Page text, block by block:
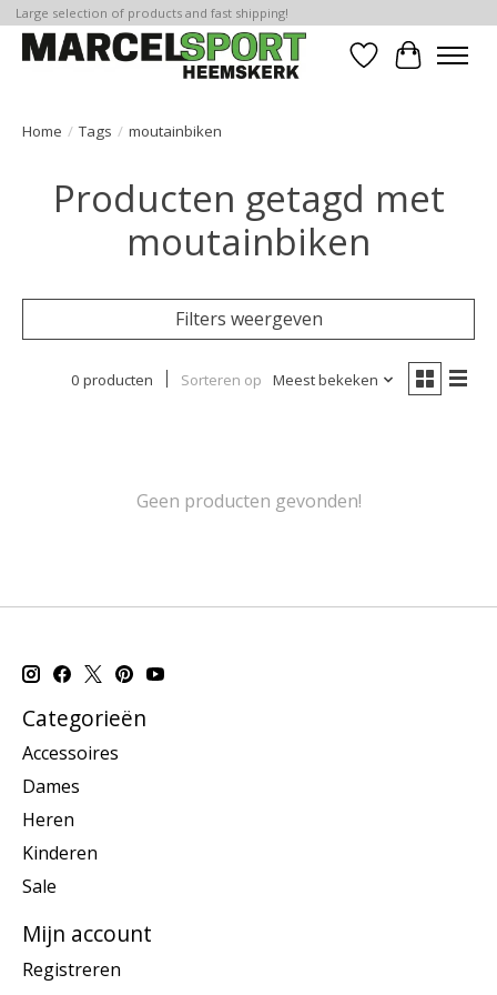
Large selection of products and fast shipping!
Verlanglijst
Home / Tags / moutainbiken
Producten getagd met
moutainbiken
Filters weergeven
0 producten Sorteren op Meest bekeken
Geen producten gevonden!
Categorieën
Accessoires
Dames
Heren
Kinderen
Sale
Mijn account
Registreren